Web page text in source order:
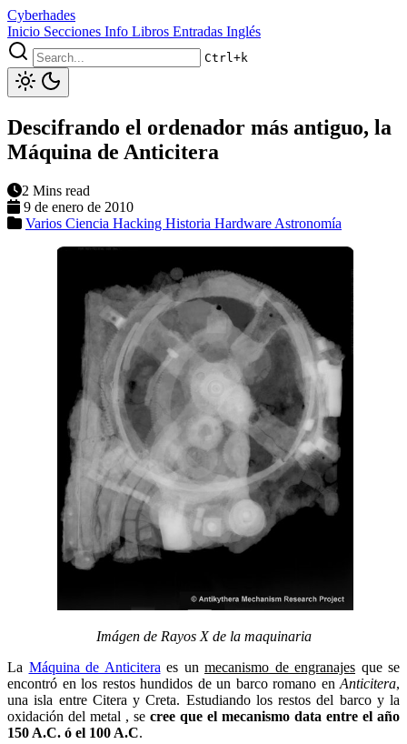
Cyberhades
Inicio Secciones Info Libros Entradas Inglés
Ctrl+k
Descifrando el ordenador más antiguo, la
Máquina de Anticitera
2 Mins read
9 de enero de 2010
Varios Ciencia Hacking Historia Hardware Astronomía
Imágen de Rayos X de la maquinaria
La Máquina de Anticitera es un mecanismo de engranajes que se
encontró en los restos hundidos de un barco romano en Anticitera,
una isla entre Citera y Creta. Estudiando los restos del barco y la
oxidación del metal , se cree que el mecanismo data entre el año
150 A.C. ó el 100 A.C.